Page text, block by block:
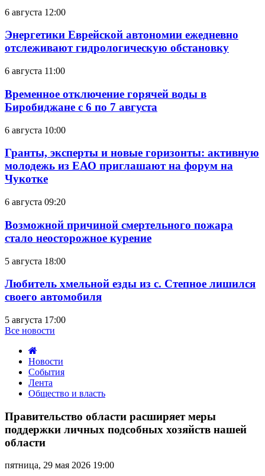
6 августа 12:00
Энергетики Еврейской автономии ежедневно
отслеживают гидрологическую обстановку
6 августа 11:00
Временное отключение горячей воды в
Биробиджане с 6 по 7 августа
6 августа 10:00
Гранты, эксперты и новые горизонты: активную
молодежь из ЕАО приглашают на форум на
Чукотке
6 августа 09:20
Возможной причиной смертельного пожара
стало неосторожное курение
5 августа 18:00
Любитель хмельной езды из с. Степное лишился
своего автомобиля
5 августа 17:00
Все новости
Новости
События
Лента
Общество и власть
области
меры
поддержки
подсобных
Правительство области расширяет меры
поддержки личных подсобных хозяйств нашей
области
пятница, 29 мая 2026 19:00